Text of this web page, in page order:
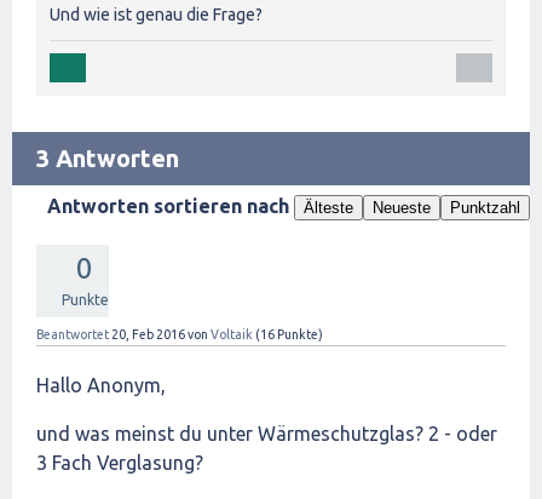
Und wie ist genau die Frage?
3 Antworten
Antworten sortieren nach Älteste Neueste Punktzahl
0
Punkte
Beantwortet 20, Feb 2016von Voltaik (16 Punkte)
Hallo Anonym,
und was meinst du unter Wärmeschutzglas? 2 - oder
3 Fach Verglasung?